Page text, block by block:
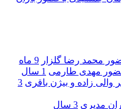
محمد رضا گلزار 9 ماه
حضور مهدی طارمی 1 سال
والی زاده و بیژن باقری 3
مدیری 3 سال